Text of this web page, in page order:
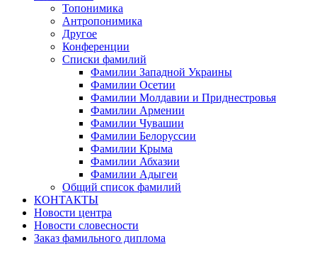
Топонимика
Антропонимика
Другое
Конференции
Списки фамилий
Фамилии Западной Украины
Фамилии Осетии
Фамилии Молдавии и Приднестровья
Фамилии Армении
Фамилии Чувашии
Фамилии Белоруссии
Фамилии Крыма
Фамилии Абхазии
Фамилии Адыгеи
Общий список фамилий
КОНТАКТЫ
Новости центра
Новости словесности
Заказ фамильного диплома